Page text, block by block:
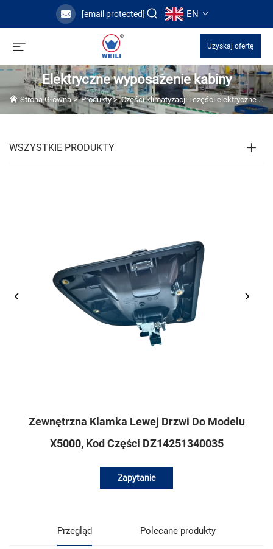
[email protected] EN
Uzyskaj ofertę
Elektryczne wyposażenie kabiny
Strona Główna>Produkty>Części klimatyzacji i części elektryczne do ciężarówek
WSZYSTKIE PRODUKTY
Zewnętrzna Klamka Lewej Drzwi Do Modelu
X5000, Kod Części DZ14251340035
Zapytanie
Przegląd Polecane produkty